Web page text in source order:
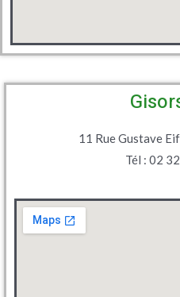
11 Rue Gustave
Tél : 02